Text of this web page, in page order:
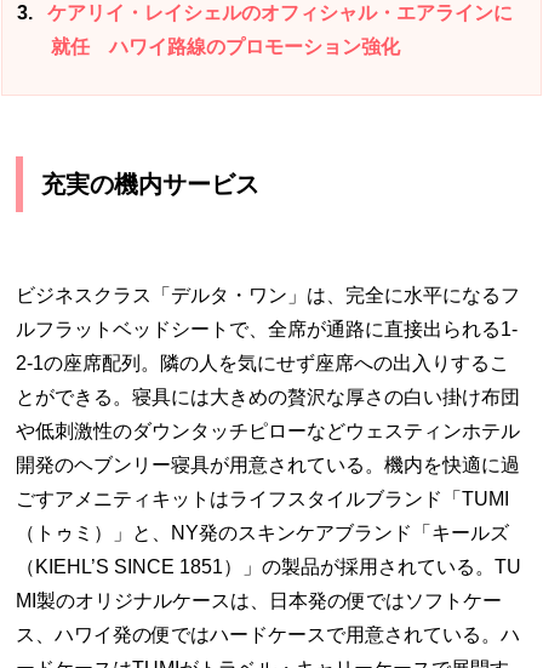
3
ケアリイ・レイシェルのオフィシャル・エアラインに
就任 ハワイ路線のプロモーション強化
充実の機内サービス
ビジネスクラス「デルタ・ワン」は、完全に水平になるフ
ルフラットベッドシートで、全席が通路に直接出られる1-
2-1の座席配列。隣の人を気にせず座席への出入りするこ
とができる。寝具には大きめの贅沢な厚さの白い掛け布団
や低刺激性のダウンタッチピローなどウェスティンホテル
開発のヘブンリー寝具が用意されている。機内を快適に過
ごすアメニティキットはライフスタイルブランド「TUMI
（トゥミ）」と、NY発のスキンケアブランド「キールズ
（KIEHL’S SINCE 1851）」の製品が採用されている。TU
MI製のオリジナルケースは、日本発の便ではソフトケー
ス、ハワイ発の便ではハードケースで用意されている。ハ